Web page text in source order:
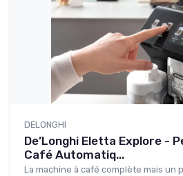
DELONGHI
De’Longhi Eletta Explore -
Café Automatiq...
La machine à café complète mais un